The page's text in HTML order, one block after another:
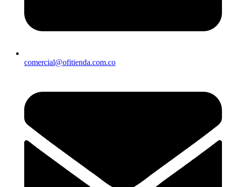
comercial@ofitienda.com.co